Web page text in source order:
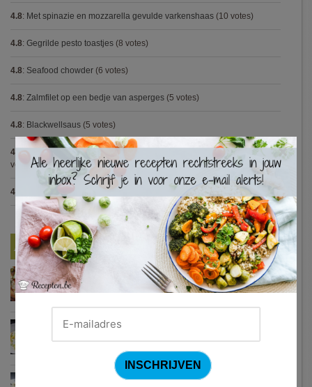
4.8: Met spinazie en mozzarella gevulde varkenshaas (10 votes)
4.8: Gegrilde pesto toastjes (8 votes)
4.8: Seafood chowder (6 votes)
4.8: Zalmfilet op een bedje van asperges (5 votes)
4.8: Blackwellsaus (5 votes)
4.7
votes)
4.7 Gestoofde kip met dragon
Nieuwste Recepten
Turkse pizza met halloumi en courgette
Waterzooi van pladijs met venkel (Colruyt)
Zweedse gehaktballetjes
×